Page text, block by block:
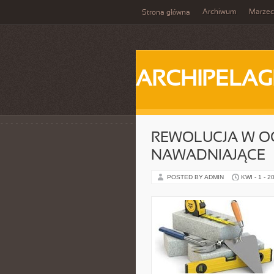
Strona główna Archiwum Marzec
REWOLUCJA W
NAWADNIAJĄCE
POSTED BY ADMIN KWI - 1 -